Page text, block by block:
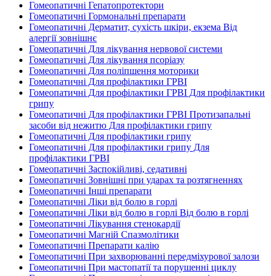
Гомеопатичні Гепатопротектори
Гомеопатичні Гормональні препарати
Гомеопатичні Дерматит, сухість шкіри, екзема Від
алергії зовнішнє
Гомеопатичні Для лікування нервової системи
Гомеопатичні Для лікування псоріазу
Гомеопатичні Для поліпшення моторики
Гомеопатичні Для профілактики ГРВІ
Гомеопатичні Для профілактики ГРВІ Для профілактики
грипу
Гомеопатичні Для профілактики ГРВІ Протизапальні
засоби від нежитю Для профілактики грипу
Гомеопатичні Для профілактики грипу
Гомеопатичні Для профілактики грипу Для
профілактики ГРВІ
Гомеопатичні Заспокійливі, седативні
Гомеопатичні Зовнішні при ударах та розтягненнях
Гомеопатичні Інші препарати
Гомеопатичні Ліки від болю в горлі
Гомеопатичні Ліки від болю в горлі Від болю в горлі
Гомеопатичні Лікування стенокардії
Гомеопатичні Магній Спазмолітики
Гомеопатичні Препарати калію
Гомеопатичні При захворюванні передміхурової залози
Гомеопатичні При мастопатії та порушенні циклу